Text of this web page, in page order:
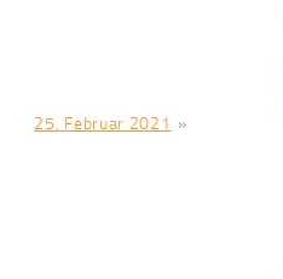
25. Februar 2021 »